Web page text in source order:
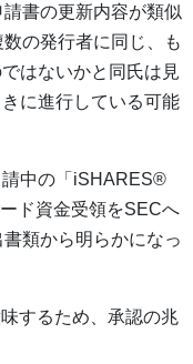
書の更新内容が類似
の発行者に同じ、も
はないかと同氏は見
に進行している可能
請中の「iSHARES®
ド資金受領をSECへ
類から明らかになっ
するため、承認の兆